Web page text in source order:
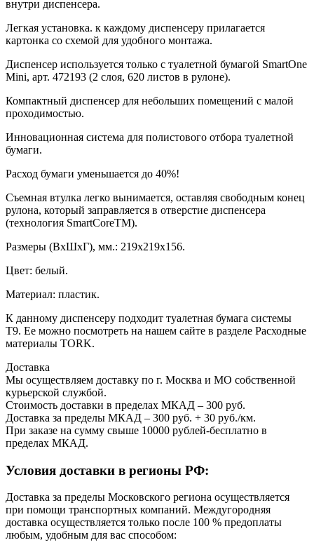
внутри диспенсера.
Легкая установка. к каждому диспенсеру прилагается
картонка со схемой для удобного монтажа.
Диспенсер используется только с туалетной бумагой SmartOne
Mini, арт. 472193 (2 слоя, 620 листов в рулоне).
Компактный диспенсер для небольших помещений с малой
проходимостью.
Инновационная система для полистового отбора туалетной
бумаги.
Расход бумаги уменьшается до 40%!
Съемная втулка легко вынимается, оставляя свободным конец
рулона, который заправляется в отверстие диспенсера
(технология SmartCoreTM).
Размеры (ВхШхГ), мм.: 219х219х156.
Цвет: белый.
Материал: пластик.
К данному диспенсеру подходит туалетная бумага системы
T9. Ее можно посмотреть на нашем сайте в разделе Расходные
материалы TORK.
Доставка
Мы осуществляем доставку по г. Москва и МО собственной
курьерской службой.
Стоимость доставки в пределах МКАД – 300 руб.
Доставка за пределы МКАД – 300 руб. + 30 руб./км.
При заказе на сумму свыше 10000 рублей-бесплатно в
пределах МКАД.
Условия доставки в регионы РФ:
Доставка за пределы Московского региона осуществляется
при помощи транспортных компаний. Междугородняя
доставка осуществляется только после 100 % предоплаты
любым, удобным для вас способом: